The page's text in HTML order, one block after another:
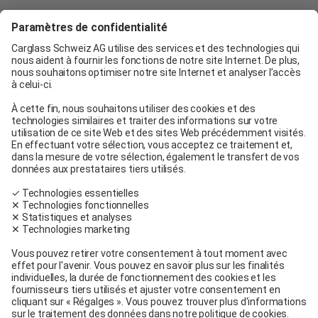
Carglass® Genève
Carglass® Pratteln
Carglass® Berne
Carglass® Winterthur
Carglass® Oftringen
Carglass® Volketswil
Contact
Carglass® près de chez moi
Facebook
Youtube
Linkedin
Conditions générales
Mentions légales
Conditions d’utilisation
Conditions générales de service et de vente